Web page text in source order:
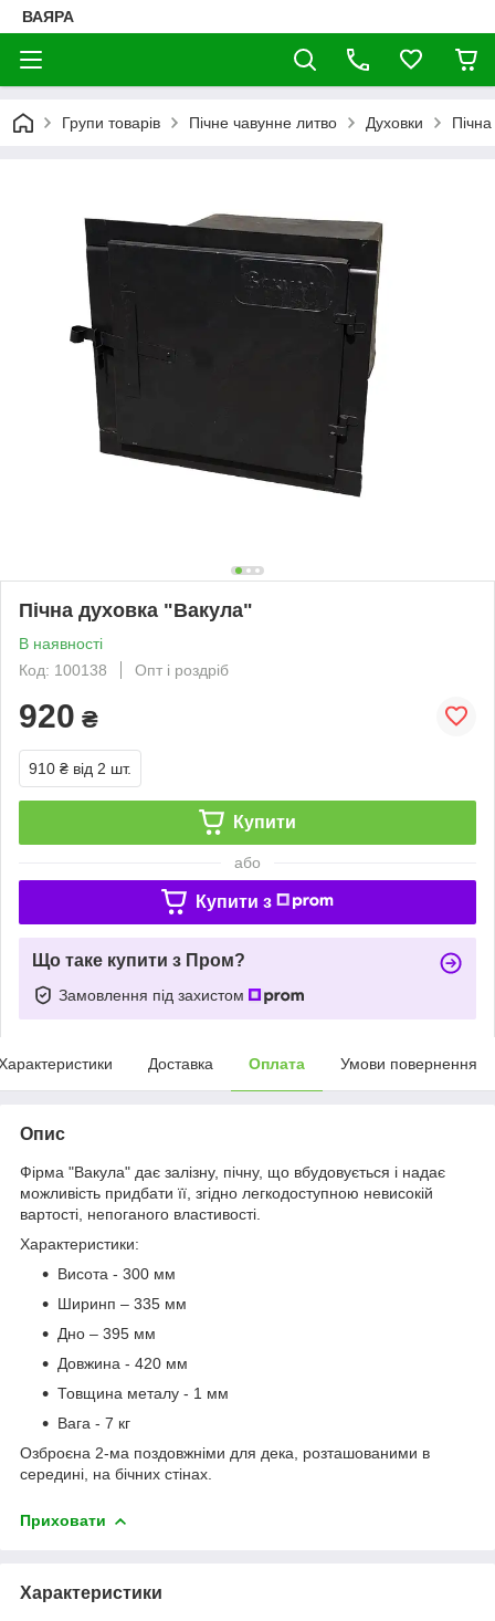
ВАЯРА
Групи товарів Пічне чавунне литво Духовки
Пічна духовка "Вакула"
В наявності
Код: 100138
Опт і роздріб
920 ₴
910 ₴ від 2 шт.
Купити
або
Купити з
Що таке купити з Пром?
Замовлення під захистом
Доставка Оплата Умови повернення
Опис
Фірма "Вакула" дає залізну, пічну, що вбудовується і надає
можливість придбати її, згідно легкодоступною невисокій
вартості, непоганого властивості.
Характеристики:
Висота - 300 мм
Ширинп – 335 мм
Дно – 395 мм
Довжина - 420 мм
Товщина металу - 1 мм
Вага - 7 кг
Озброєна 2-ма поздовжніми для дека, розташованими в
середині, на бічних стінах.
Приховати
Характеристики